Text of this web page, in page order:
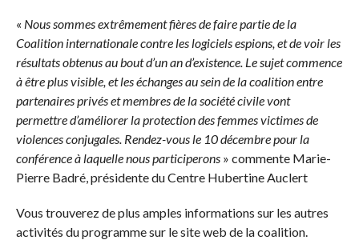
« Nous sommes extrêmement fières de faire partie de la
Coalition internationale contre les logiciels espions, et de voir les
résultats obtenus au bout d’un an d’existence. Le sujet commence
à être plus visible, et les échanges au sein de la coalition entre
partenaires privés et membres de la société civile vont
permettre d’améliorer la protection des femmes victimes de
violences conjugales. Rendez-vous le 10 décembre pour la
conférence à laquelle nous participerons» commente Marie-
Pierre Badré, présidente du Centre Hubertine Auclert
Vous trouverez de plus amples informations sur les autres
activités du programme sur le site web de la coalition.